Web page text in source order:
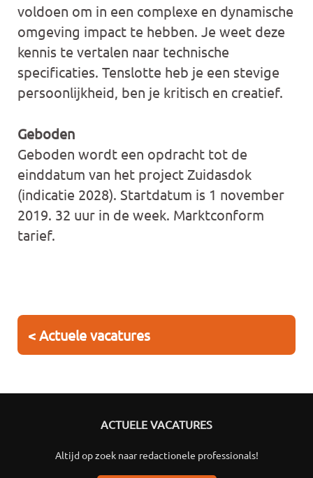
voldoen om in een complexe en dynamische
omgeving impact te hebben. Je weet deze
kennis te vertalen naar technische
specificaties. Tenslotte heb je een stevige
persoonlijkheid, ben je kritisch en creatief.
Geboden
Geboden wordt een opdracht tot de
einddatum van het project Zuidasdok
(indicatie 2028). Startdatum is 1 november
2019. 32 uur in de week. Marktconform
tarief.
< Actuele vacatures
ACTUELE VACATURES
Altijd op zoek naar redactionele professionals!